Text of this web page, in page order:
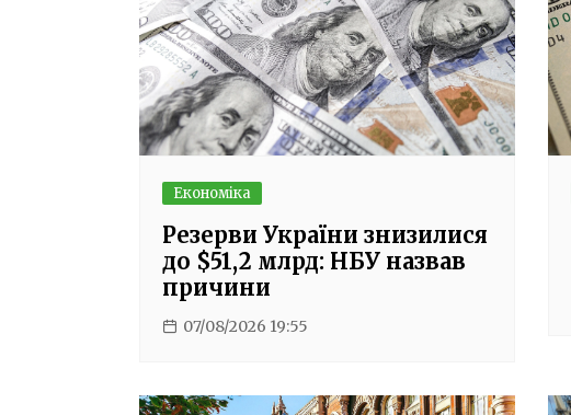
Економіка
Резерви України знизилися
до $51,2 млрд: НБУ назвав
причини
07/08/2026 19:55